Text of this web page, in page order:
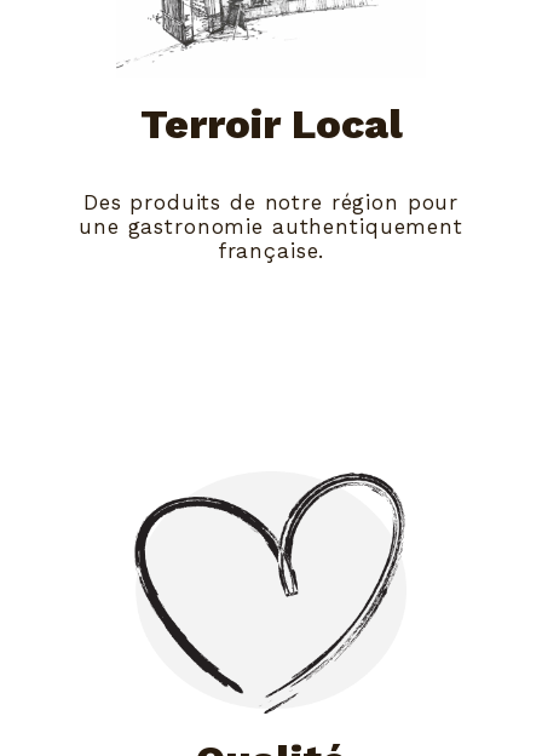
Terroir Local
Des produits de notre région pour
une gastronomie authentiquement
française.